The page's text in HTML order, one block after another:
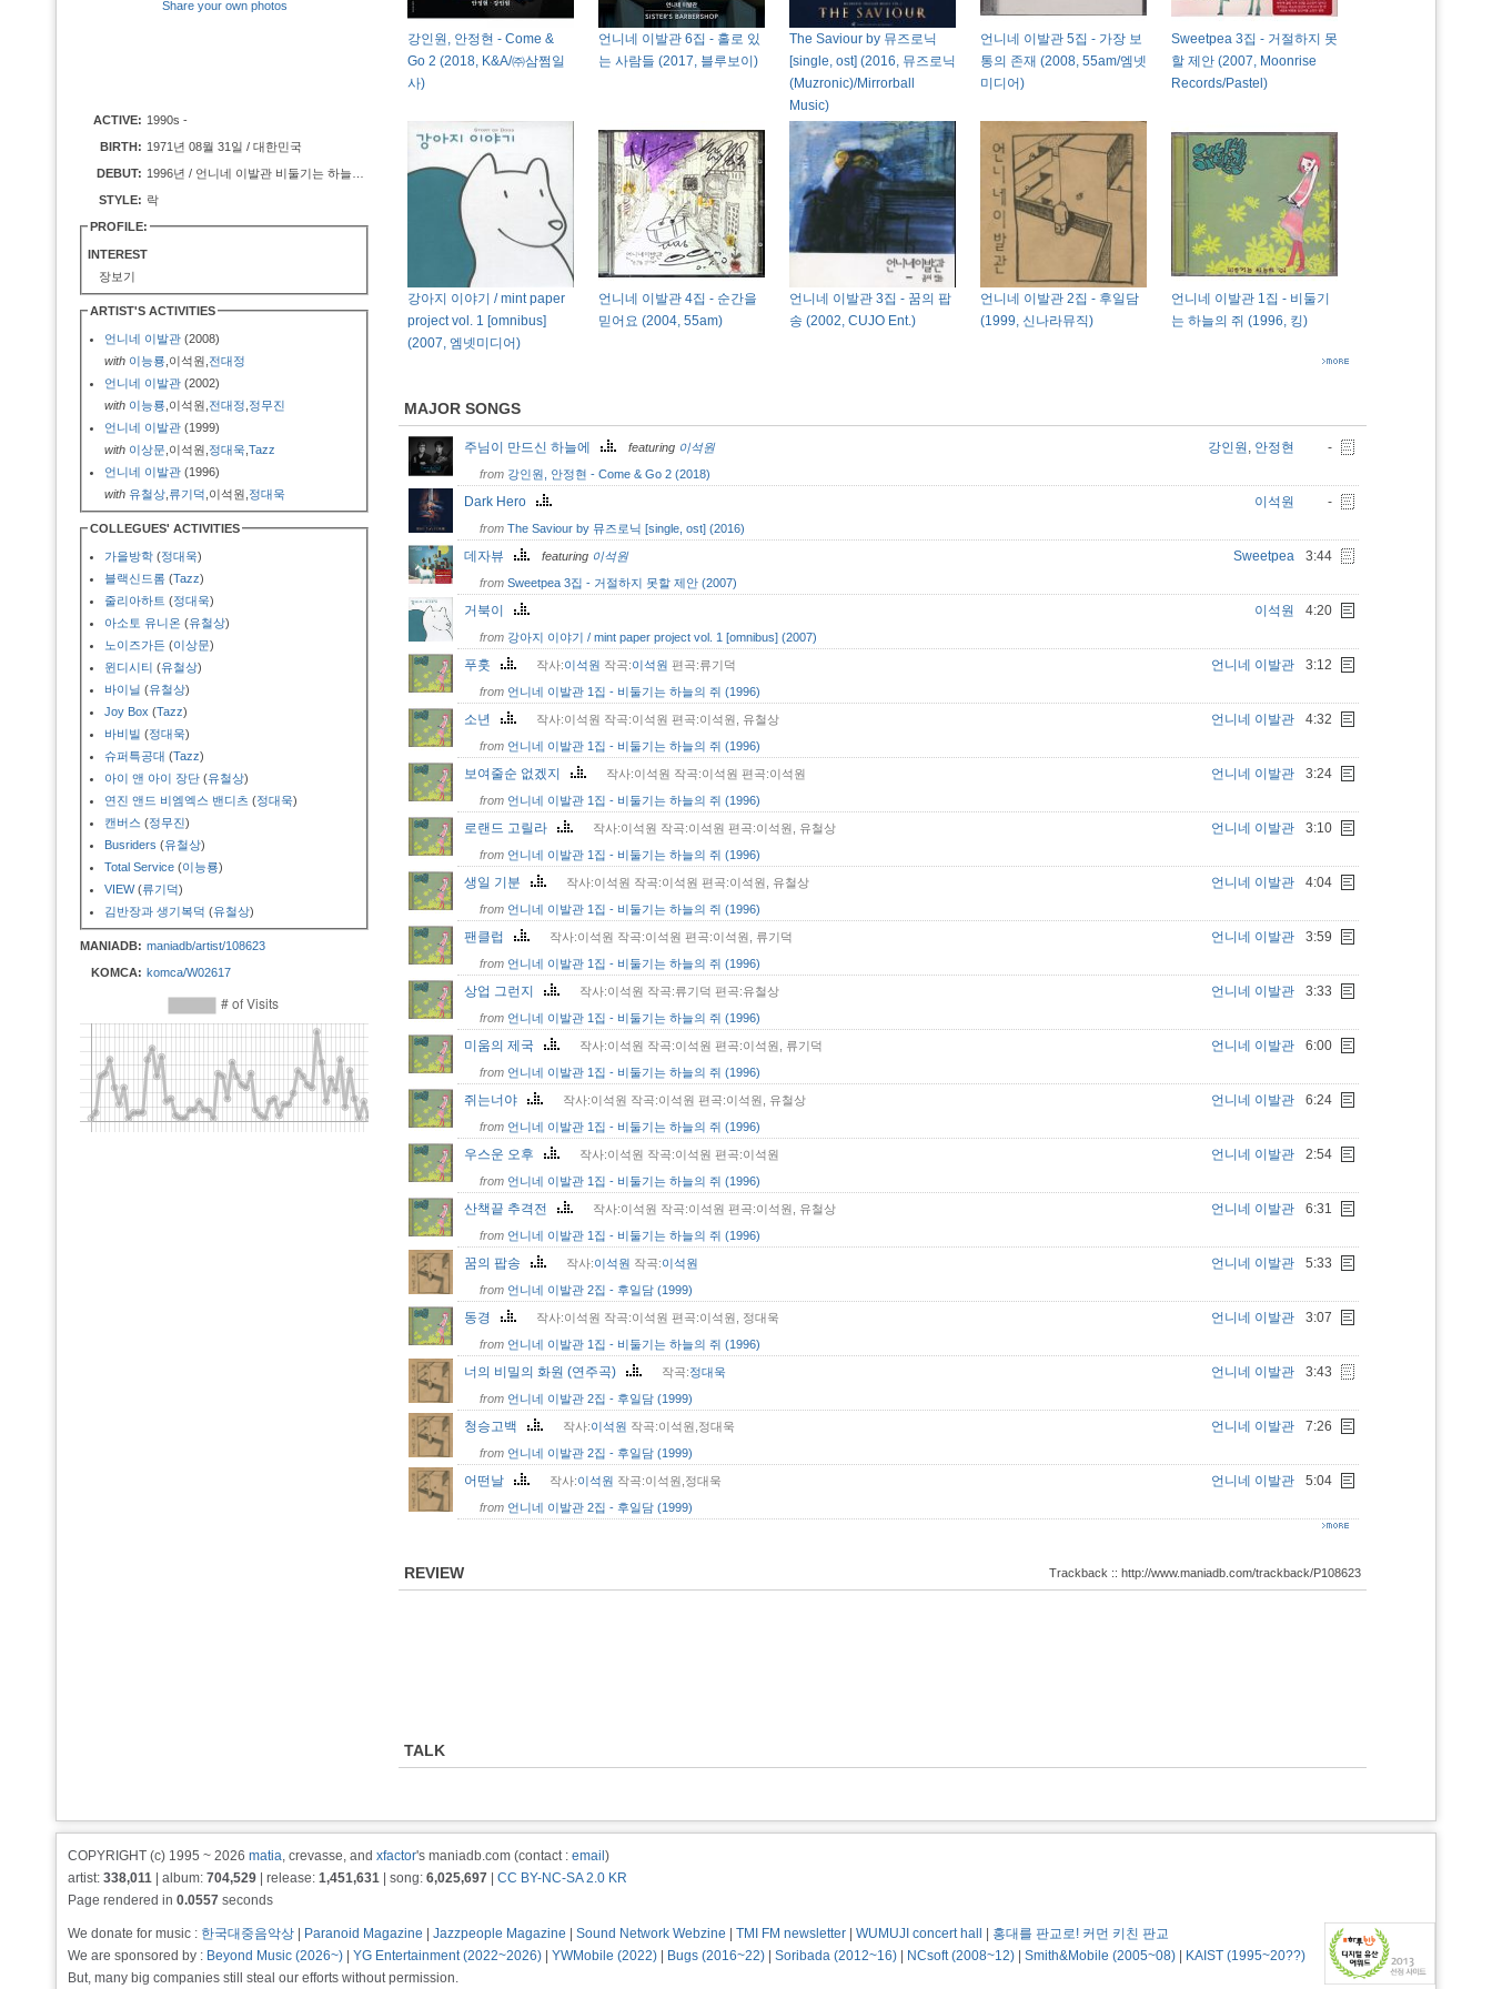
Share your own photos
ACTIVE: 1990s -
BIRTH: 1971년 08월 31일 / 대한민국
DEBUT:
STYLE: 락
PROFILE:
INTEREST
장보기
ARTIST'S ACTIVITIES
언니네 이발관 (2008)
with 이능룡 ,이석원, 전대정
언니네 이발관 (2002)
with 이능룡 ,이석원, 전대정 정무진
언니네 이발관 (1999)
with 이상문 ,이석원, 정대욱 Tazz
언니네 이발관 (1996)
with 유철상 류기덕 ,이석원, 정대욱
COLLEGUES' ACTIVITIES
가을방학 (정대욱)
블랙신드롬 (Tazz)
줄리아하트 (정대욱)
아소토 유니온 (유철상)
노이즈가든 (이상문)
윈디시티 (유철상)
바이닐 (유철상)
Joy Box (Tazz)
바비빌 (정대욱)
슈퍼특공대 (Tazz)
아이 앤 아이 장단 (유철상)
연진 앤드 비엠엑스 밴디츠 (정대욱)
캔버스 (정무진)
Busriders (유철상)
Total Service (이능룡)
VIEW(류기덕)
김반장과 생기복덕 (유철상)
MANIADB: maniadb/artist/108623
KOMCA: komca/W02617
강인원, 안정현 - Come &
Go 2 (2018, K&A/㈜삼쩜일
사)
언니네 이발관 6집 - 홀로 있
는 사람들 (2017, 블루보이)
The Saviour by 뮤즈로닉
[single, ost] (2016, 뮤즈로닉
(Muzronic)/Mirrorball
Music)
언니네 이발관 5집 - 가장 보
통의 존재 (2008, 55am/엠넷
미디어)
Sweetpea 3집 - 거절하지 못
할 제안 (2007, Moonrise
Records/Pastel)
강아지 이야기 / mint paper
project vol. 1 [omnibus]
(2007, 엠넷미디어)
언니네 이발관 4집 - 순간을
믿어요 (2004, 55am)
언니네 이발관 3집 - 꿈의 팝
송 (2002, CUJO Ent.)
언니네 이발관 2집 - 후일담
(1999, 신나라뮤직)
언니네 이발관 1집 - 비둘기
는 하늘의 쥐 (1996, 킹)
MAJOR SONGS
주님이 만드신 하늘에 featuring 이석원 강인원 , 안정현 -
from 강인원, 안정현 - Come & Go 2 (2018)
Dark Hero 이석원 -
from The Saviour by 뮤즈로닉 [single, ost] (2016)
데자뷰 featuring 이석원 Sweetpea 3:44
from Sweetpea 3집 - 거절하지 못할 제안 (2007)
거북이 이석원 4:20
from 강아지 이야기 / mint paper project vol. 1 [omnibus] (2007)
푸훗 작사:이석원 작곡:이석원 편곡:류기덕 언니네 이발관 3:12
from 언니네 이발관 1집 - 비둘기는 하늘의 쥐 (1996)
소년 작사:이석원 작곡:이석원 편곡:이석원, 유철상 언니네 이발관 4:32
from 언니네 이발관 1집 - 비둘기는 하늘의 쥐 (1996)
보여줄순 없겠지 작사:이석원 작곡:이석원 편곡:이석원 언니네 이발관 3:24
from 언니네 이발관 1집 - 비둘기는 하늘의 쥐 (1996)
로랜드 고릴라 작사:이석원 작곡:이석원 편곡:이석원, 유철상 언니네 이발관 3:10
from 언니네 이발관 1집 - 비둘기는 하늘의 쥐 (1996)
생일 기분 작사:이석원 작곡:이석원 편곡:이석원, 유철상 언니네 이발관 4:04
from 언니네 이발관 1집 - 비둘기는 하늘의 쥐 (1996)
팬클럽 작사:이석원 작곡:이석원 편곡:이석원, 류기덕 언니네 이발관 3:59
from 언니네 이발관 1집 - 비둘기는 하늘의 쥐 (1996)
상업 그런지 작사:이석원 작곡:류기덕 편곡:유철상 언니네 이발관 3:33
from 언니네 이발관 1집 - 비둘기는 하늘의 쥐 (1996)
미움의 제국 작사:이석원 작곡:이석원 편곡:이석원, 류기덕 언니네 이발관 6:00
from 언니네 이발관 1집 - 비둘기는 하늘의 쥐 (1996)
쥐는너야 작사:이석원 작곡:이석원 편곡:이석원, 유철상 언니네 이발관 6:24
from 언니네 이발관 1집 - 비둘기는 하늘의 쥐 (1996)
우스운 오후 작사:이석원 작곡:이석원 편곡:이석원 언니네 이발관 2:54
from 언니네 이발관 1집 - 비둘기는 하늘의 쥐 (1996)
산책끝 추격전 작사:이석원 작곡:이석원 편곡:이석원, 유철상 언니네 이발관 6:31
from 언니네 이발관 1집 - 비둘기는 하늘의 쥐 (1996)
꿈의 팝송 작사:이석원 작곡:이석원 언니네 이발관 5:33
from 언니네 이발관 2집 - 후일담 (1999)
동경 작사:이석원 작곡:이석원 편곡:이석원, 정대욱 언니네 이발관 3:07
from 언니네 이발관 1집 - 비둘기는 하늘의 쥐 (1996)
너의 비밀의 화원 (연주곡) 작곡:정대욱 언니네 이발관 3:43
from 언니네 이발관 2집 - 후일담 (1999)
청승고백 작사:이석원 작곡:이석원,정대욱 언니네 이발관 7:26
from 언니네 이발관 2집 - 후일담 (1999)
어떤날 작사:이석원 작곡:이석원,정대욱 언니네 이발관 5:04
from 언니네 이발관 2집 - 후일담 (1999)
REVIEW Trackback :: http://www.maniadb.com/trackback/P108623
TALK
COPYRIGHT (c) 1995 ~ 2026 matia, crevasse, and xfactor's maniadb.com (contact : email )
artist: 338,011 | album: 704,529 | release: 1,451,631 | song: 6,025,697
CC BY-NC-SA 2.0 KR
Page rendered in 0.0557 seconds
We donate for music : 한국대중음악상 Paranoid Magazine Jazzpeople Magazine Sound Network Webzine TMI FM newsletter WUMUJI concert hall
홍대를 판교로! 커먼 키친 판교
We are sponsored by : Beyond Music (2026~) YG Entertainment (2022~2026) YWMobile (2022) Bugs (2016~22) Soribada (2012~16) NCsoft (2008~12) Smith&Mobile (2005~08)
KAIST (1995~20??)
But, many big companies still steal our efforts without permission.